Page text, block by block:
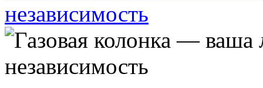
независимость